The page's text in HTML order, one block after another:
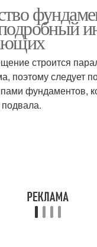
Бетон
строится
поэтому следует
фундаментов,